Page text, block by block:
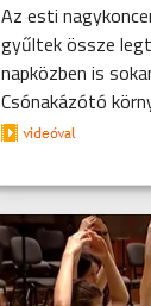
Az esti
gyűltek össze
napközben is
Csónakázótó